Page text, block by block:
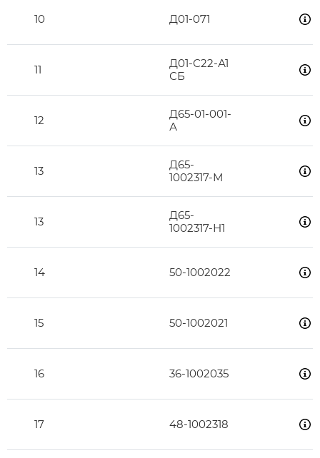
10 Д01-071
11
Д01-С22-А1
СБ
12
Д65-01-001-
А
13
Д65-
1002317-М
13
Д65-
1002317-Н1
14 50-1002022
15 50-1002021
16 36-1002035
17 48-1002318